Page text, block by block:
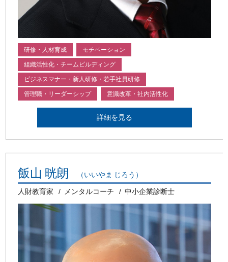
研修・人材育成 モチベーション
組織活性化・チームビルディング
ビジネスマナー・新人研修・若手社員研修
管理職・リーダーシップ 意識改革・社内活性化
詳細を見る
飯山 晄朗 （いいやま じろう）
人財教育家 メンタルコーチ 中小企業診断士